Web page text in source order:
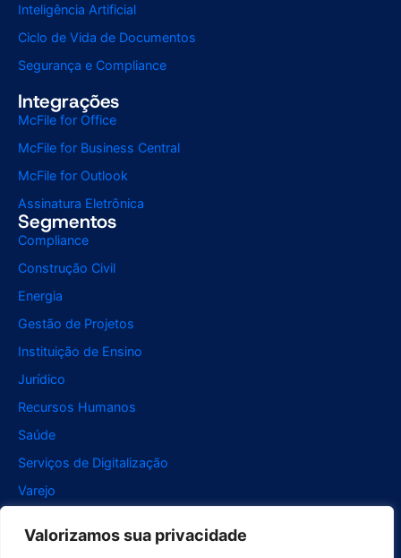
Valorizamos sua privacidade
Inteligência Artificial
Ciclo de Vida de Documentos
Segurança e Compliance
Integrações
McFile for Office
McFile for Business Central
McFile for Outlook
Assinatura Eletrônica
Segmentos
Compliance
Construção Civil
Energia
Gestão de Projetos
Instituição de Ensino
Jurídico
Recursos Humanos
Saúde
Serviços de Digitalização
Varejo
Suporte
Para usuários